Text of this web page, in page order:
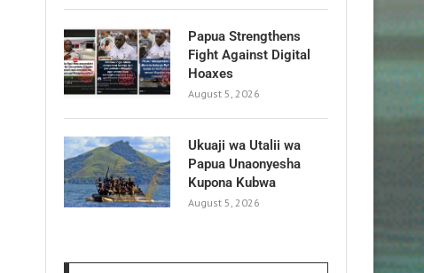
Papua Strengthens
Fight Against Digital
Hoaxes
August 5, 2026
Ukuaji wa Utalii wa
Papua Unaonyesha
Kupona Kubwa
August 5, 2026